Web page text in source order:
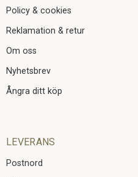
Policy & cookies
Reklamation & retur
Om oss
Nyhetsbrev
Ångra ditt köp
LEVERANS
Postnord